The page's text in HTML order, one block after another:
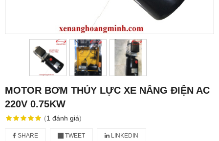
MOTOR BƠM THỦY LỰC XE NÂNG ĐIỆN AC
220V 0.75KW
(1 đánh giá)
SHARE TWEET LINKEDIN